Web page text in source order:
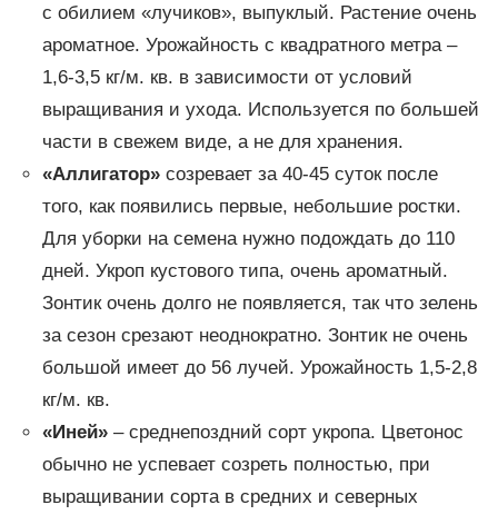
с обилием «лучиков», выпуклый. Растение очень
ароматное. Урожайность с квадратного метра –
1,6-3,5 кг/м. кв. в зависимости от условий
выращивания и ухода. Используется по большей
части в свежем виде, а не для хранения.
«Аллигатор»созревает за 40-45 суток после
того, как появились первые, небольшие ростки.
Для уборки на семена нужно подождать до 110
дней. Укроп кустового типа, очень ароматный.
Зонтик очень долго не появляется, так что зелень
за сезон срезают неоднократно. Зонтик не очень
большой имеет до 56 лучей. Урожайность 1,5-2,8
кг/м. кв.
«Иней»– среднепоздний сорт укропа. Цветонос
обычно не успевает созреть полностью, при
выращивании сорта в средних и северных